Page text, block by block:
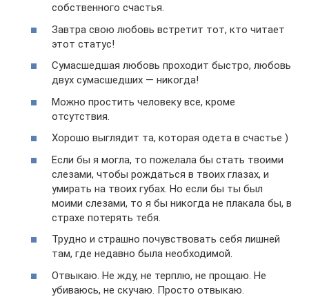
собственного счастья.
Завтра свою любовь встретит тот, кто читает
этот статус!
Сумасшедшая любовь проходит быстро, любовь
двух сумасшедших — никогда!
Можно простить человеку все, кроме
отсутствия.
Хорошо выглядит та, которая одета в счастье )
Если бы я могла, то пожелала бы стать твоими
слезами, чтобы рождаться в твоих глазах, и
умирать на твоих губах. Но если бы ты был
моими слезами, то я бы никогда не плакала бы, в
страхе потерять тебя.
Трудно и страшно почувствовать себя лишней
там, где недавно была необходимой.
Отвыкаю. Не жду, не терплю, не прощаю. Не
убиваюсь, не скучаю. Просто отвыкаю.